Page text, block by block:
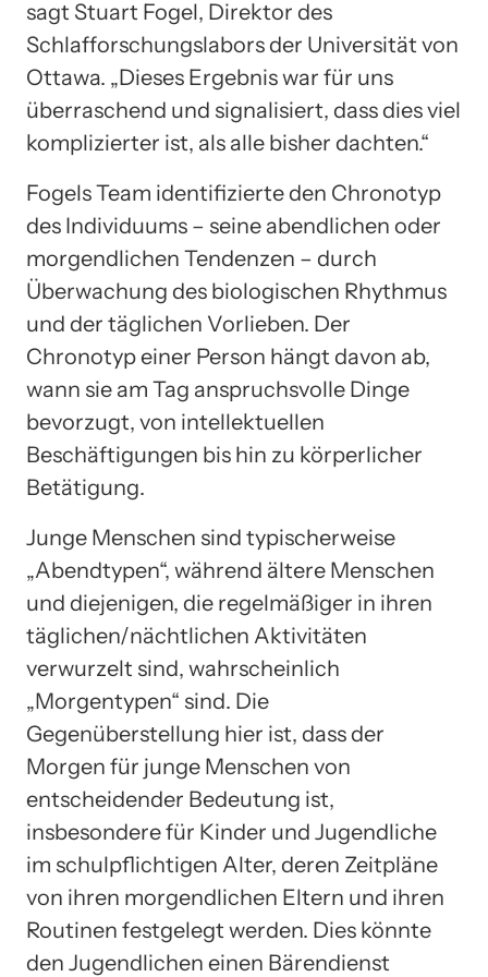
sagt Stuart Fogel, Direktor des
Schlafforschungslabors der Universität von
Ottawa. „Dieses Ergebnis war für uns
überraschend und signalisiert, dass dies viel
komplizierter ist, als alle bisher dachten.“
Fogels Team identifizierte den Chronotyp
des Individuums – seine abendlichen oder
morgendlichen Tendenzen – durch
Überwachung des biologischen Rhythmus
und der täglichen Vorlieben. Der
Chronotyp einer Person hängt davon ab,
wann sie am Tag anspruchsvolle Dinge
bevorzugt, von intellektuellen
Beschäftigungen bis hin zu körperlicher
Betätigung.
Junge Menschen sind typischerweise
„Abendtypen“, während ältere Menschen
und diejenigen, die regelmäßiger in ihren
täglichen/nächtlichen Aktivitäten
verwurzelt sind, wahrscheinlich
„Morgentypen“ sind. Die
Gegenüberstellung hier ist, dass der
Morgen für junge Menschen von
entscheidender Bedeutung ist,
insbesondere für Kinder und Jugendliche
im schulpflichtigen Alter, deren Zeitpläne
von ihren morgendlichen Eltern und ihren
Routinen festgelegt werden. Dies könnte
den Jugendlichen einen Bärendienst